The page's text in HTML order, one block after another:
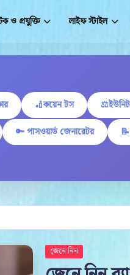
ও প্রযুক্তি লাইফ স্টাইল
🏏কয়েন টস ⚖️ইউনিট
🔑 পাসওয়ার্ড জেনারেটর
জেনে নিন